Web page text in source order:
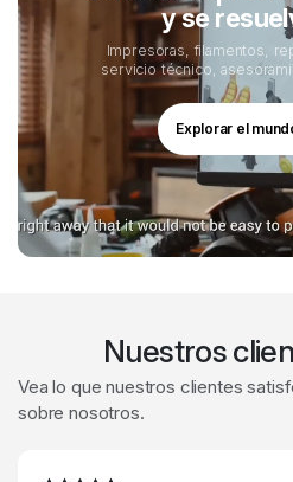
y se
Impresoras, filamentos,
servicio técnico,
Explorar el
Nuestros
Vea lo que nuestros clientes
sobre nosotros.